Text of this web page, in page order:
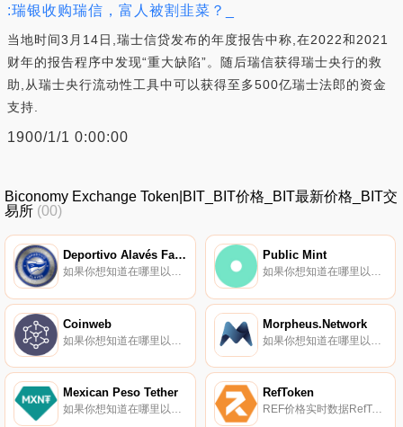
:瑞银收购瑞信，富人被割韭菜？_
当地时间3月14日,瑞士信贷发布的年度报告中称,在2022和2021
财年的报告程序中发现“重大缺陷”。随后瑞信获得瑞士央行的救
助,从瑞士央行流动性工具中可以获得至多500亿瑞士法郎的资金
支持.
1900/1/1 0:00:00
Biconomy Exchange Token|BIT_BIT价格_BIT最新价格_BIT交
易所 (00)
Deportivo Alavés Fan Token
如果你想知道在哪里以当前价格购买Deportivo Alavés Fan Token,目前交易{Deportivo Alavés Fan Token]股票的顶级加密货币交易所是比特币TR。您可以在我们的加密货币交易所页面上找到其他列表.
Public Mint
如果你想知道在哪里以当前价格购买Public Mint,目前交易{Public Mint]股票的顶级加密货币交易所是Uniswap（V2）和Bittrex。您可以在我们的加密货币交易所页面上找到其他列表.
Coinweb Morpheus.Network
Mexican Peso Tether
如果你想知道在哪里以当前价格购买Mexican Peso Tether,目前交易{Mexican Peso Tether]股票的顶级加密货币交易所是Bitfinex。您可以在我们的加密货币交易所页面上找到其他列表。MXN?是一种稳定的数字资产,与墨西哥比索1:1挂钩.
RefToken
REF价格实时数据RefToken（REF）是一种加密货币,在以太坊平台上运行。RefToken目前的供应量为50000000,流通量为1004999.9994279。最近已知的RefToken价格为0.21207687美元,在过去24小时内上涨了5.17美元.